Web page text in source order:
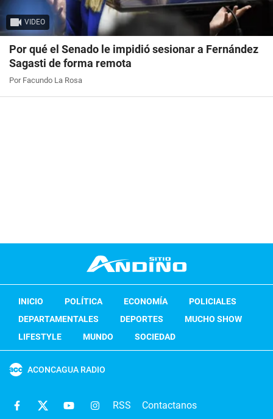
VIDEO
Por qué el Senado le impidió sesionar a Fernández
Sagasti de forma remota
Por Facundo La Rosa
INICIO POLÍTICA ECONOMÍA
POLICIALES
DEPARTAMENTALES
DEPORTES
MUCHO SHOW
LIFESTYLE
MUNDO SOCIEDAD
ACONCAGUA RADIO
RSS Contactanos